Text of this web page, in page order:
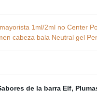
1ml/2ml no Center
cabeza bala Neutral gel
de la barra Elf,